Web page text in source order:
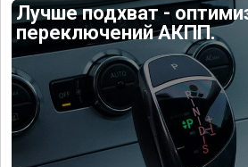
Лучше подхват -
переключений АКПП.